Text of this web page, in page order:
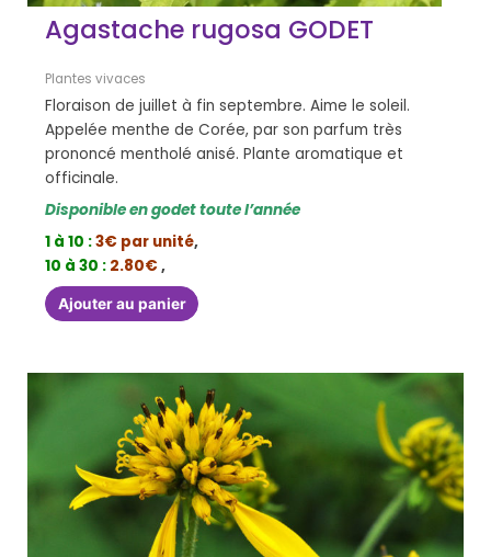
Agastache rugosa GODET
Plantes vivaces
Floraison de juillet à fin septembre. Aime le soleil.
Appelée menthe de Corée, par son parfum très
prononcé mentholé anisé. Plante aromatique et
officinale.
Disponible en godet toute l’année
1 à 10 :3€ par unité,
10 à 30 : 2.80€,
Ajouter au panier